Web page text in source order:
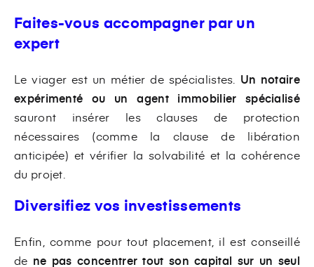
Faites-vous accompagner par un
expert
Le viager est un métier de spécialistes. Un notaire
expérimenté ou un agent immobilier spécialisé
sauront insérer les clauses de protection
nécessaires (comme la clause de libération
anticipée) et vérifier la solvabilité et la cohérence
du projet.
Diversifiez vos investissements
Enfin, comme pour tout placement, il est conseillé
de ne pas concentrer tout son capital sur un seul